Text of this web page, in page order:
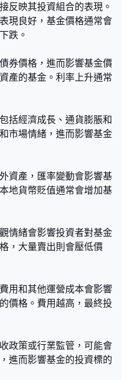
反映其投資組合的表現。
現良好，基金價格通常會
跌。
券價格，進而影響基金價
產的基金。利率上升通常
括經濟成長、通貨膨脹和
市場情緒，進而影響基金
資產，匯率變動會影響基
地貨幣貶值通常會增加基
情緒會影響投資者對基金
，大量賣出則會壓低價
用和其他運營成本會影響
價格。費用越高，最終投
政策或行業監管，可能會
進而影響基金的投資標的